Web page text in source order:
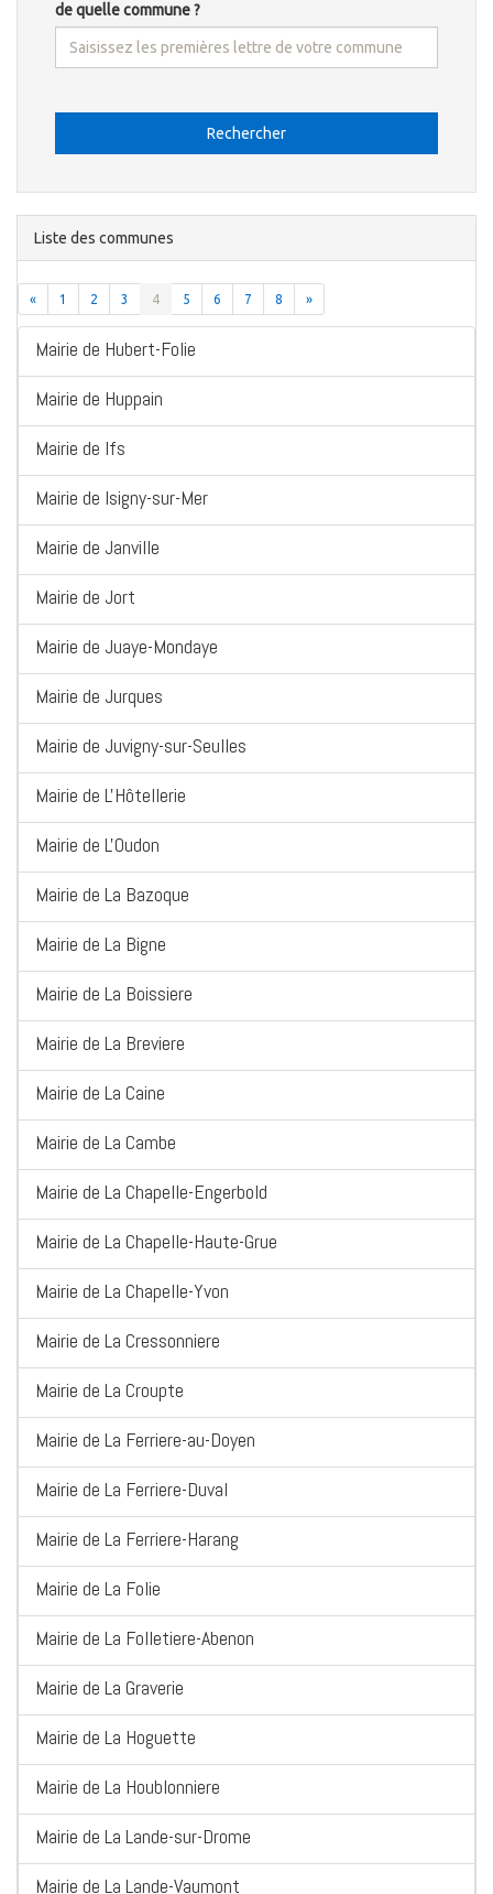
de quelle commune ?
Rechercher
Liste des communes
« 1 2 3 4 5 6 7 8 »
Mairie de Hubert-Folie
Mairie de Huppain
Mairie de Ifs
Mairie de Isigny-sur-Mer
Mairie de Janville
Mairie de Jort
Mairie de Juaye-Mondaye
Mairie de Jurques
Mairie de Juvigny-sur-Seulles
Mairie de L'Hôtellerie
Mairie de L'Oudon
Mairie de La Bazoque
Mairie de La Bigne
Mairie de La Boissiere
Mairie de La Breviere
Mairie de La Caine
Mairie de La Cambe
Mairie de La Chapelle-Engerbold
Mairie de La Chapelle-Haute-Grue
Mairie de La Chapelle-Yvon
Mairie de La Cressonniere
Mairie de La Croupte
Mairie de La Ferriere-au-Doyen
Mairie de La Ferriere-Duval
Mairie de La Ferriere-Harang
Mairie de La Folie
Mairie de La Folletiere-Abenon
Mairie de La Graverie
Mairie de La Hoguette
Mairie de La Houblonniere
Mairie de La Lande-sur-Drome
Mairie de La Lande-Vaumont